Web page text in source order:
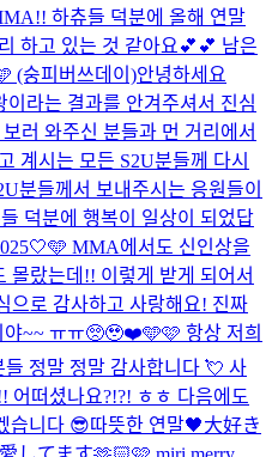
하츄들 덕분에 올해 연말
하고 있는 것 같아요💕💕 남은
(숭피버쓰데이)안녕하세요
라는 결과를 안겨주셔서 진심
러 와주신 분들과 먼 거리에서
계시는 모든 S2U분들께 다시
분들께서 보내주시는 응원들이
덕분에 행복이 일상이 되었답
MMA에서도 신인상을
몰랐는데!! 이렇게 받게 되어서
으로 감사하고 사랑해요! 진짜
야~~ ㅠㅠ🥺🥹❤️🩵🩷 항상 저희
정말 정말 감사합니다 💘 사
떠셨나요?!?! ㅎㅎ 다음에도
습니다 😎따뜻한 연말🖤大好き